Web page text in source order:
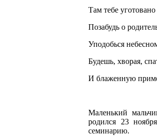
Там тебе уготовано
Позабудь о
Уподобься
Будешь, хворая,
И блаженную
Маленький
родился 23
семинарию.